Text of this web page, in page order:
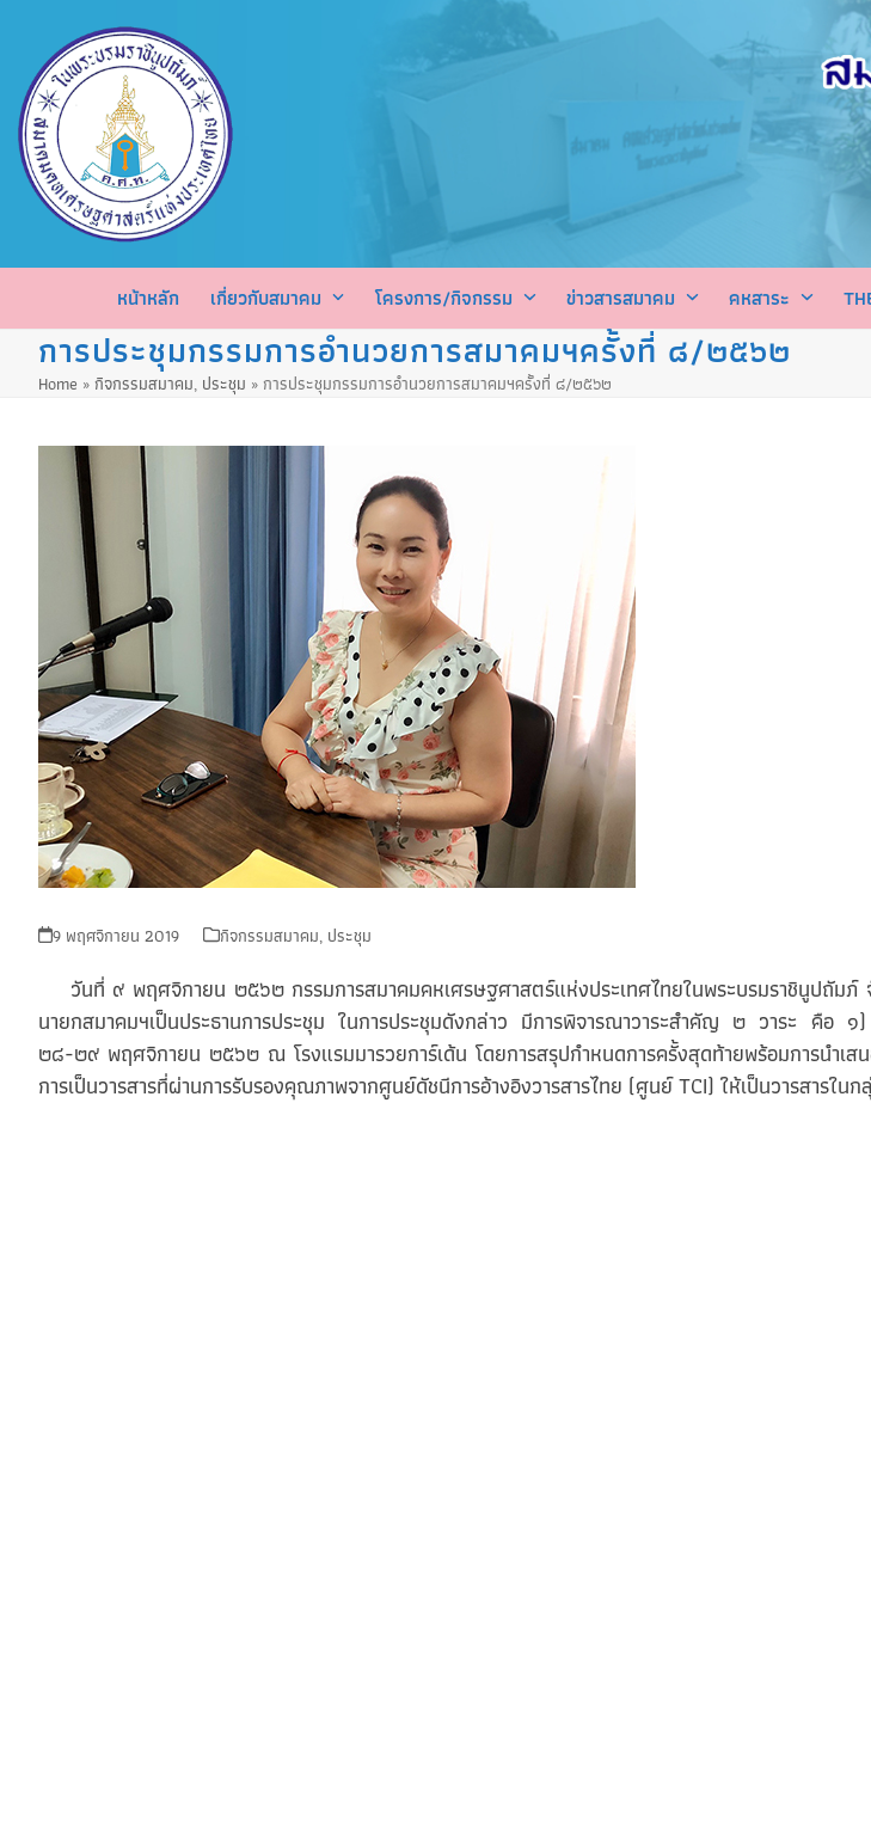
content
หน้าหลัก เกี่ยวกับสมาคม โครงการ/กิจกรรม ข่าวสารสมาคม คหสาระ
การประชุมกรรมการอำนวยการสมาคมฯครั้งที่ ๘/๒๕๖๒
Home »กิจกรรมสมาคม, ประชุม »การประชุมกรรมการอำนวยการสมาคมฯครั้งที่ ๘/๒๕๖๒
9 พฤศจิกายน 2019 กิจกรรมสมาคม, ประชุม
วันที่ ๙ พฤศจิกายน ๒๕๖๒ กรรมการสมาคมคหเศรษฐศาสตร์แห่งประเทศไทยในพระบรมราชินูปถั
นายกสมาคมฯเป็นประธานการประชุม ในการประชุมดังกล่าว มีการพิจารณาวาระสำคัญ ๒ วาระ คือ
๒๘-๒๙ พฤศจิกายน ๒๕๖๒ ณ โรงแรมมารวยการ์เด้น โดยการสรุปกำหนดการครั้งสุดท้ายพร้อมการนำเส
การเป็นวารสารที่ผ่านการรับรองคุณภาพจากศูนย์ดัชนีการอ้างอิงวารสารไทย (ศูนย์ TCI) ให้เป็นวารสารใน